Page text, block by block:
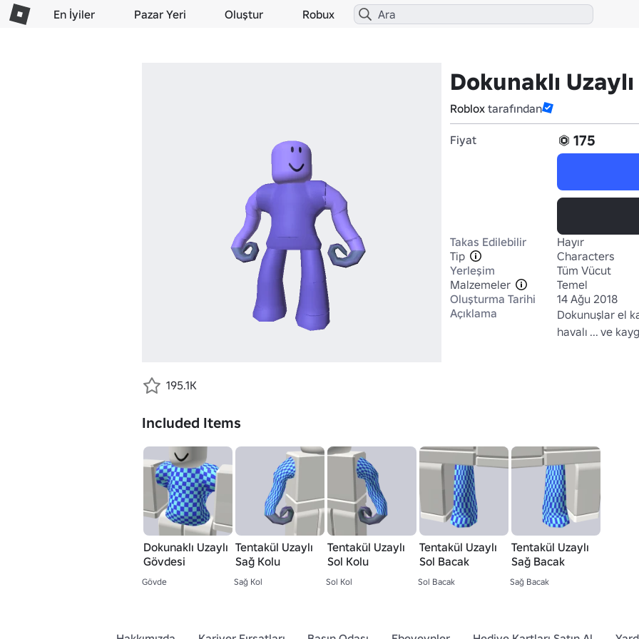
En İyiler Pazar Yeri Oluştur Robux
Dokunaklı Uzaylı
Roblox tarafından
Fiyat
175
Takas Edilebilir
Hayır
Tip
Characters
Yerleşim
Tüm Vücut
Malzemeler
Temel
Oluşturma Tarihi
14 Ağu 2018
Açıklama
Dokunuşlar el
havalı ... ve
195.1K
Included Items
Dokunaklı Uzaylı
Gövdesi
Gövde
Tentakül Uzaylı
Sağ Kolu
Sağ Kol
Tentakül Uzaylı
Sol Kolu
Sol Kol
Tentakül Uzaylı
Sol Bacak
Sol Bacak
Tentakül Uzaylı
Sağ Bacak
Sağ Bacak